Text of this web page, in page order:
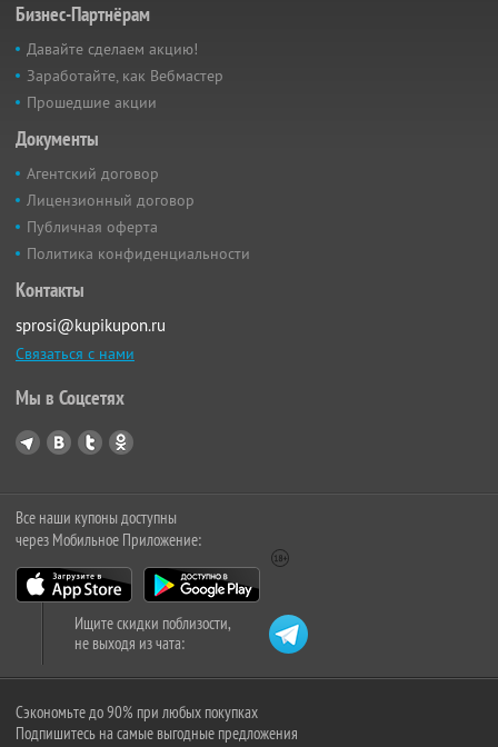
Бизнес-Партнёрам
Давайте сделаем акцию!
Заработайте, как Вебмастер
Прошедшие акции
Документы
Агентский договор
Лицензионный договор
Публичная оферта
Политика конфиденциальности
Контакты
sprosi@kupikupon.ru
Связаться с нами
Мы в Соцсетях
Все наши купоны доступны
через Мобильное Приложение:
Ищите скидки поблизости,
не выходя из чата:
Сэкономьте до 90% при любых покупках
Подпишитесь на самые выгодные предложения